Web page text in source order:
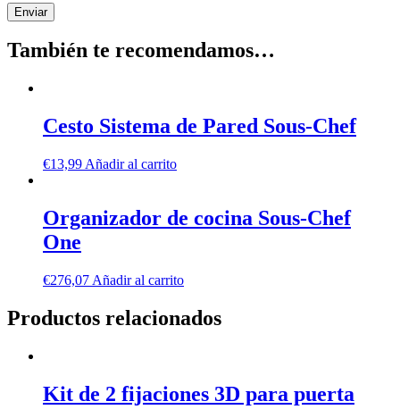
También te recomendamos…
Cesto Sistema de Pared Sous-Chef
€13,99 Añadir al carrito
Organizador de cocina Sous-Chef
One
€276,07 Añadir al carrito
Productos relacionados
Kit de 2 fijaciones 3D para puerta